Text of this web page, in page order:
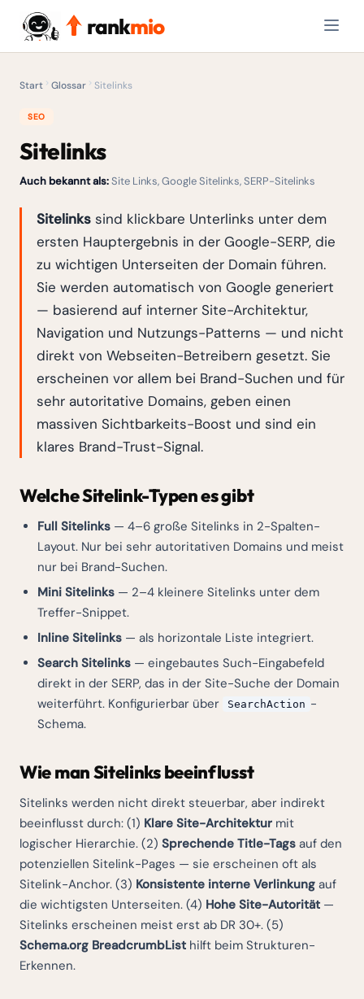
rankmio
Start Glossar Sitelinks
SEO
Sitelinks
Auch bekannt als:Site Links, Google Sitelinks, SERP-Sitelinks
Sitelinks sind klickbare Unterlinks unter dem
ersten Hauptergebnis in der Google-SERP, die
zu wichtigen Unterseiten der Domain führen.
Sie werden automatisch von Google generiert
— basierend auf interner Site-Architektur,
Navigation und Nutzungs-Patterns — und nicht
direkt von Webseiten-Betreibern gesetzt. Sie
erscheinen vor allem bei Brand-Suchen und für
sehr autoritative Domains, geben einen
massiven Sichtbarkeits-Boost und sind ein
klares Brand-Trust-Signal.
Welche Sitelink-Typen es gibt
Full Sitelinks — 4–6 große Sitelinks in 2-Spalten-
Layout. Nur bei sehr autoritativen Domains und meist
nur bei Brand-Suchen.
Mini Sitelinks — 2–4 kleinere Sitelinks unter dem
Treffer-Snippet.
Inline Sitelinks — als horizontale Liste integriert.
Search Sitelinks — eingebautes Such-Eingabefeld
direkt in der SERP, das in der Site-Suche der Domain
weiterführt. Konfigurierbar über
SearchAction -
Schema.
Wie man Sitelinks beeinflusst
Sitelinks werden nicht direkt steuerbar, aber indirekt
beeinflusst durch: (1) Klare Site-Architektur mit
logischer Hierarchie. (2) Sprechende Title-Tags auf den
potenziellen Sitelink-Pages — sie erscheinen oft als
Sitelink-Anchor. (3) Konsistente interne Verlinkung auf
die wichtigsten Unterseiten. (4) Hohe Site-Autorität —
Sitelinks erscheinen meist erst ab DR 30+. (5)
Schema.org BreadcrumbList hilft beim Strukturen-
Erkennen.